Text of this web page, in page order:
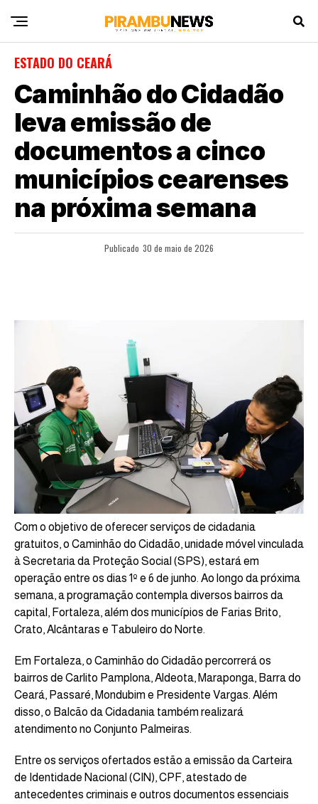
ESTADO DO CEARÁ
Caminhão do Cidadão
leva emissão de
documentos a cinco
municípios cearenses
na próxima semana
Publicado 30 de maio de 2026
Com o objetivo de oferecer serviços de cidadania
gratuitos, o Caminhão do Cidadão, unidade móvel vinculada
à Secretaria da Proteção Social (SPS), estará em
operação entre os dias 1º e 6 de junho. Ao longo da próxima
semana, a programação contempla diversos bairros da
capital, Fortaleza, além dos municípios de Farias Brito,
Crato, Alcântaras e Tabuleiro do Norte.
Em Fortaleza, o Caminhão do Cidadão percorrerá os
bairros de Carlito Pamplona, Aldeota, Maraponga, Barra do
Ceará, Passaré, Mondubim e Presidente Vargas. Além
disso, o Balcão da Cidadania também realizará
atendimento no Conjunto Palmeiras.
Entre os serviços ofertados estão a emissão da Carteira
de Identidade Nacional (CIN), CPF, atestado de
antecedentes criminais e outros documentos essenciais